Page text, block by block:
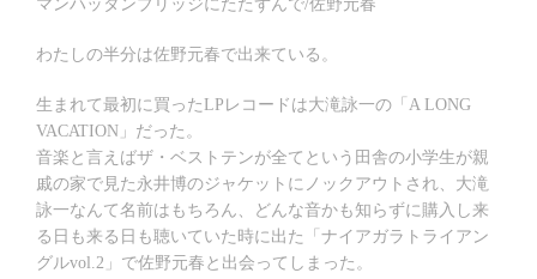
マンハッタンブリッジにたたずんで/佐野元春
わたしの半分は佐野元春で出来ている。
生まれて最初に買ったLPレコードは大滝詠一の「A LONG
VACATION」だった。
音楽と言えばザ・ベストテンが全てという田舎の小学生が親
戚の家で見た永井博のジャケットにノックアウトされ、大滝
詠一なんて名前はもちろん、どんな音かも知らずに購入し来
る日も来る日も聴いていた時に出た「ナイアガラトライアン
グルvol.2」で佐野元春と出会ってしまった。